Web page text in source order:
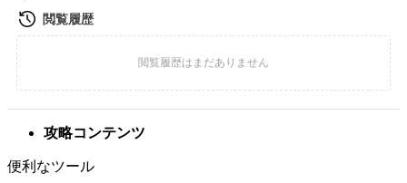
攻略コンテンツ
便利なツール